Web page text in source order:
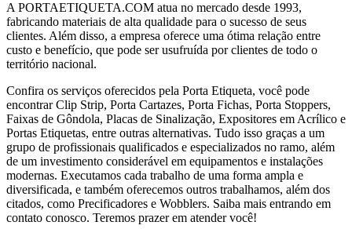
A PORTAETIQUETA.COM atua no mercado desde 1993,
fabricando materiais de alta qualidade para o sucesso de seus
clientes. Além disso, a empresa oferece uma ótima relação entre
custo e benefício, que pode ser usufruída por clientes de todo o
território nacional.
Confira os serviços oferecidos pela Porta Etiqueta, você pode
encontrar Clip Strip, Porta Cartazes, Porta Fichas, Porta Stoppers,
Faixas de Gôndola, Placas de Sinalização, Expositores em Acrílico e
Portas Etiquetas, entre outras alternativas. Tudo isso graças a um
grupo de profissionais qualificados e especializados no ramo, além
de um investimento considerável em equipamentos e instalações
modernas. Executamos cada trabalho de uma forma ampla e
diversificada, e também oferecemos outros trabalhamos, além dos
citados, como Precificadores e Wobblers. Saiba mais entrando em
contato conosco. Teremos prazer em atender você!